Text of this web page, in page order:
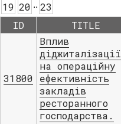
19 20 .. 23
ID
TITLE
31800
Вплив
діджиталізації
на операційну
ефективність
закладів
ресторанного
господарства.